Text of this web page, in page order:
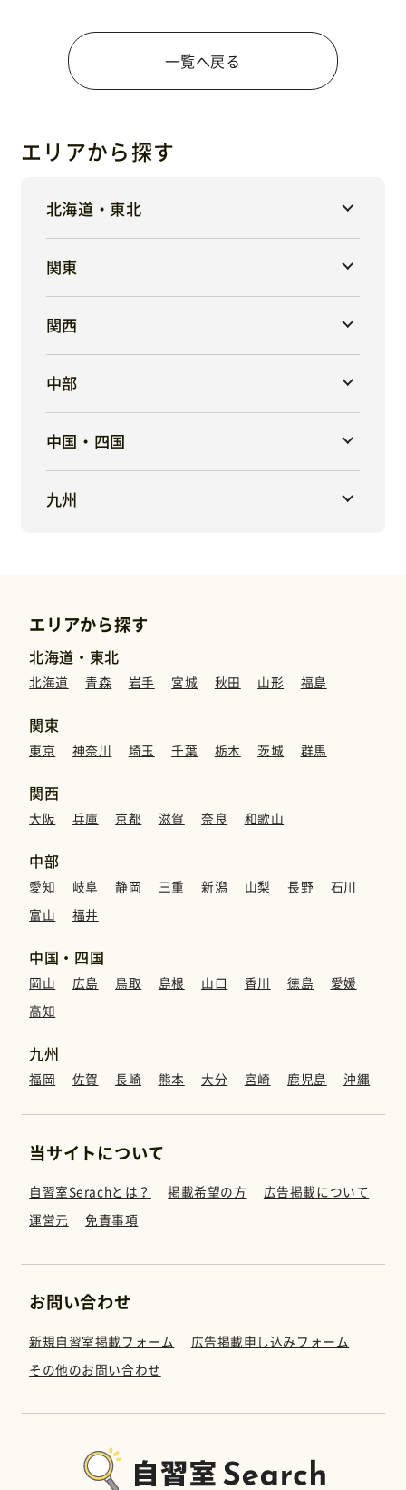
一覧へ戻る
エリアから探す
北海道・東北
関東
関西
中部
中国・四国
九州
エリアから探す
北海道・東北
北海道 青森 岩手 宮城 秋田 山形 福島
関東
東京 神奈川 埼玉 千葉 栃木 茨城 群馬
関西
大阪 兵庫 京都 滋賀 奈良 和歌山
中部
愛知 岐阜 静岡 三重 新潟 山梨 長野
石川
富山
福井
中国・四国
岡山 広島 鳥取 島根 山口 香川 徳島
愛媛
高知
九州
福岡 佐賀 長崎 熊本 大分 宮崎 鹿児島 沖縄
当サイトについて
自習室Serachとは？ 掲載希望の方
広告掲載について
運営元
免責事項
お問い合わせ
新規自習室掲載フォーム
広告掲載申し込みフォーム
その他のお問い合わせ